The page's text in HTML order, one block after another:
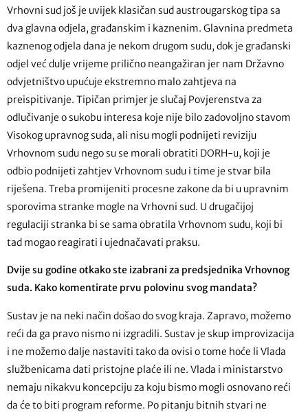
Vrhovni sud još je uvijek klasičan sud austrougarskog tipa sa
dva glavna odjela, građanskim i kaznenim. Glavnina predmeta
kaznenog odjela dana je nekom drugom sudu, dok je građanski
odjel već dulje vrijeme prilično neangažiran jer nam Državno
odvjetništvo upućuje ekstremno malo zahtjeva na
preispitivanje. Tipičan primjer je slučaj Povjerenstva za
odlučivanje o sukobu interesa koje nije bilo zadovoljno stavom
Visokog upravnog suda, ali nisu mogli podnijeti reviziju
Vrhovnom sudu nego su se morali obratiti DORH-u, koji je
odbio podnijeti zahtjev Vrhovnom sudu i time je stvar bila
riješena. Treba promijeniti procesne zakone da bi u upravnim
sporovima stranke mogle na Vrhovni sud. U drugačijoj
regulaciji stranka bi se sama obratila Vrhovnom sudu, koji bi
tad mogao reagirati i ujednačavati praksu.
Dvije su godine otkako ste izabrani za predsjednika Vrhovnog
suda. Kako komentirate prvu polovinu svog mandata?
Sustav je na neki način došao do svog kraja. Zapravo, možemo
reći da ga pravo nismo ni izgradili. Sustav je skup improvizacija
i ne možemo dalje nastaviti tako da ovisi o tome hoće li Vlada
službenicama dati pristojne plaće ili ne. Vlada i ministarstvo
nemaju nikakvu koncepciju za koju bismo mogli osnovano reći
da će to biti program reforme. Po pitanju bitnih stvari ne